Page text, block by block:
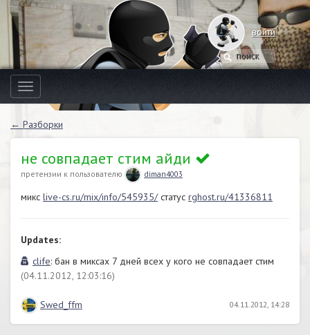
войти
Toggle
navigation
← Разборки
не совпадает стим айди
претензии к пользователю diman4003
микс live-cs.ru/mix/info/545935/статус rghost.ru/41336811
Updates:
clife: бан в миксах 7 дней всех у кого не совпадает стим
(04.11.2012, 12:03:16)
Swed_ffm 04.11.2012, 14:28